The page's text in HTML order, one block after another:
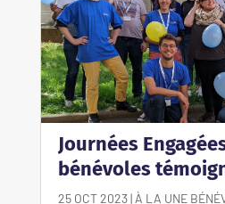
Journées
bénévoles
25 OCT 2023| À LA UNE